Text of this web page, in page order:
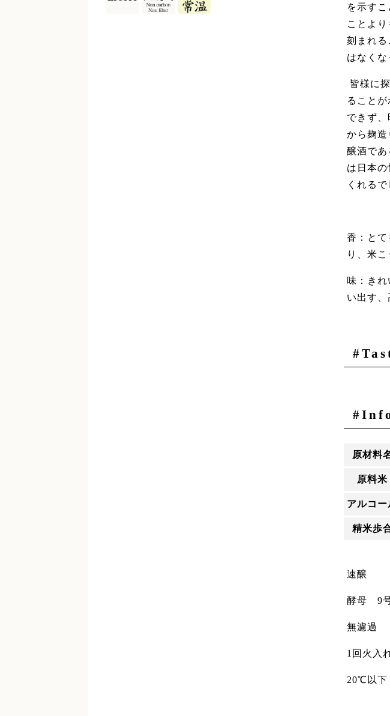
を示す
ことよ
刻まれ
はなくな
皆様に
ること
できず
から麹造
醸酒であ
は日本
くれるで
香：とて
り、米
味：き
い出す、
原材料
原料米
アルコー
精米歩
速醸
酵母 9
無濾過
1回火入
20℃以下